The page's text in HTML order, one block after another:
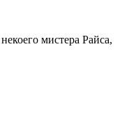
мистера Райса,